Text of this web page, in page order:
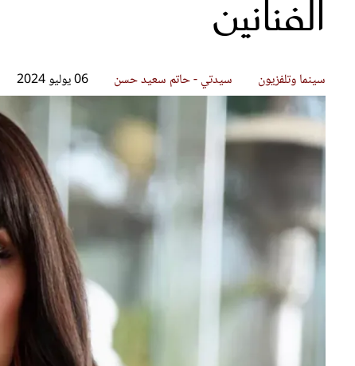
الفنانين
سينما وتلفزيون سيدتي - حاتم سعيد حسن 06 يوليو 2024
قصص ملهمة
شباب وبنات